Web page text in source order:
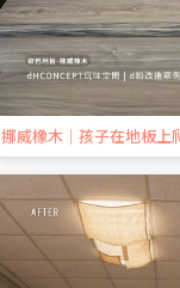
挪威橡木｜孩子在地板上